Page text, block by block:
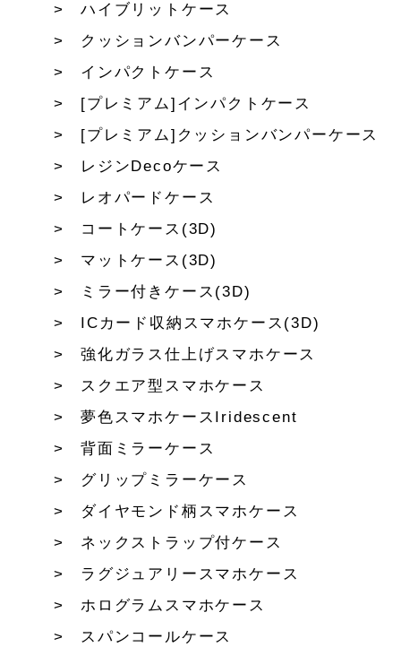
ハイブリットケース
クッションバンパーケース
インパクトケース
[プレミアム]インパクトケース
[プレミアム]クッションバンパーケース
レジンDecoケース
レオパードケース
コートケース(3D)
マットケース(3D)
ミラー付きケース(3D)
ICカード収納スマホケース(3D)
強化ガラス仕上げスマホケース
スクエア型スマホケース
夢色スマホケースIridescent
背面ミラーケース
グリップミラーケース
ダイヤモンド柄スマホケース
ネックストラップ付ケース
ラグジュアリースマホケース
ホログラムスマホケース
スパンコールケース